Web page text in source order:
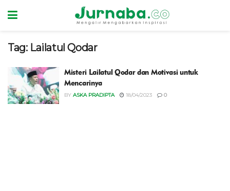
Tag: Lailatul Qodar
Misteri Lailatul Qodar dan Motivasi untuk
Mencarinya
BY ASKA PRADIPTA 18/04/2023 0